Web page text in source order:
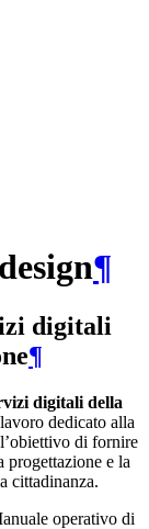
¶
digitali
¶
digitali della
dedicato alla
di fornire
progettazione e la
cittadinanza.
operativo di